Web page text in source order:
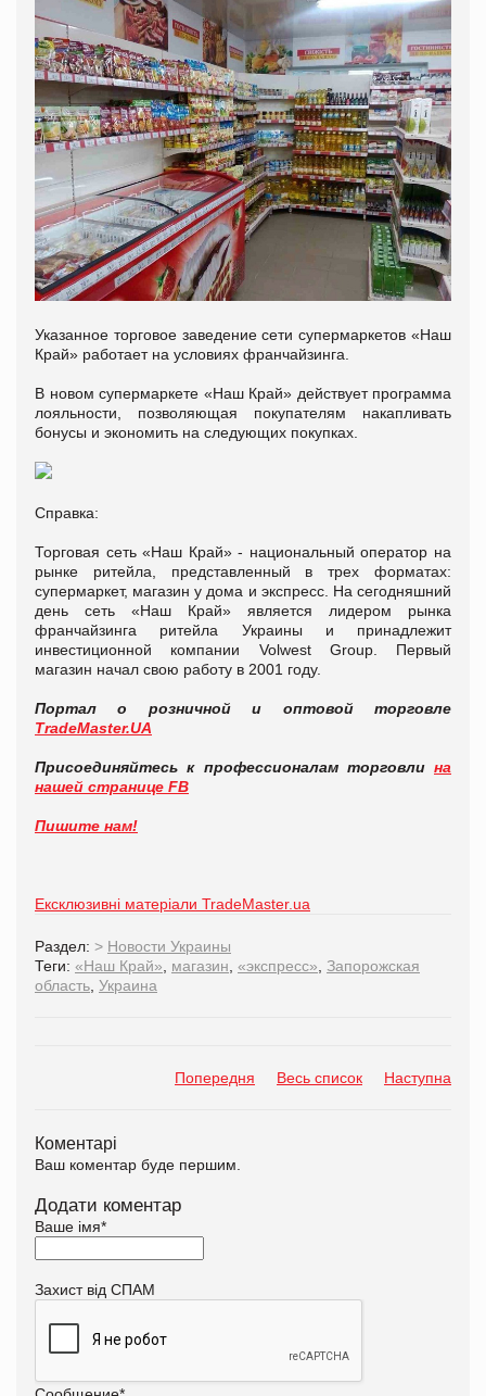
Указанное торговое заведение сети супермаркетов «Наш
Край» работает на условиях франчайзинга.
В новом супермаркете «Наш Край» действует программа
лояльности, позволяющая покупателям накапливать
бонусы и экономить на следующих покупках.
Справка:
Торговая сеть «Наш Край» - национальный оператор на
рынке ритейла, представленный в трех форматах:
супермаркет, магазин у дома и экспресс. На сегодняшний
день сеть «Наш Край» является лидером рынка
франчайзинга ритейла Украины и принадлежит
инвестиционной компании Volwest Group. Первый
магазин начал свою работу в 2001 году.
Портал о розничной и оптовой торговле
TradeMaster.UA
Присоединяйтесь к профессионалам торговли на
нашей странице FB
Пишите нам!
Ексклюзивні матеріали TradeMaster.ua
Раздел: > Новости Украины
Теги: «Наш Край» магазин «экспресс»
Запорожская
область Украина
Попередня Весь список Наступна
Коментарі
Ваш коментар буде першим.
Додати коментар
Ваше імя*
Захист від СПАМ